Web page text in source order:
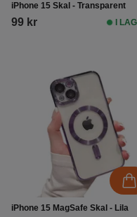
iPhone 15 Skal - Transparent
99 kr I
iPhone 15 MagSafe Skal - Lila